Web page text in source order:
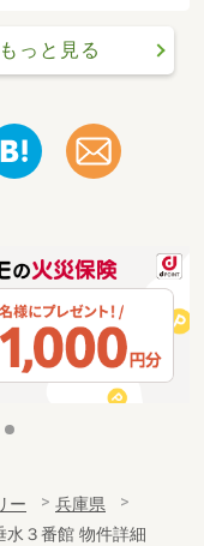
っと見る
ー
兵庫県
水３番館 物件詳細